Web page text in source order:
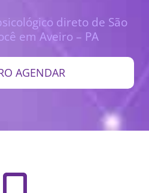
direto de São
em Aveiro – PA
AGENDAR